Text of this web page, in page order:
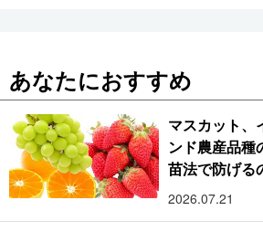
あなたにおすすめ
マスカット、
ンド農産品種
苗法で防げる
2026.07.21